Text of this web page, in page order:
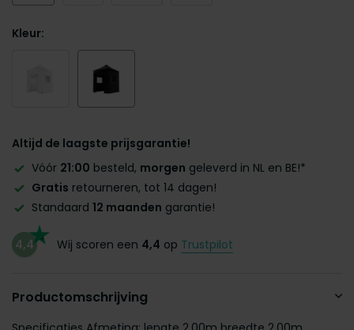
Kleur:
Altijd de laagste prijsgarantie!
Vóór 21:00 besteld, morgen geleverd in NL en BE!*
Gratis retourneren, tot 14 dagen!
Standaard 12 maanden garantie!
4,4 Wij scoren een 4,4 op Trustpilot
Productomschrijving